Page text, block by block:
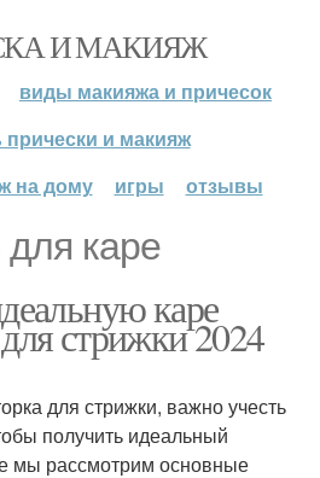
И МАКИЯЖ
виды макияжа и причесок
прически и макияж
на дому
игры отзывы
каре
каре
стрижки 2024
для стрижки, важно учесть
получить идеальный
мы рассмотрим основные